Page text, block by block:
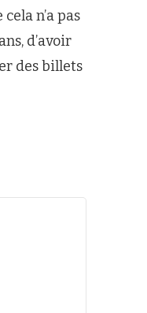
n’a pas
d’avoir
des billets